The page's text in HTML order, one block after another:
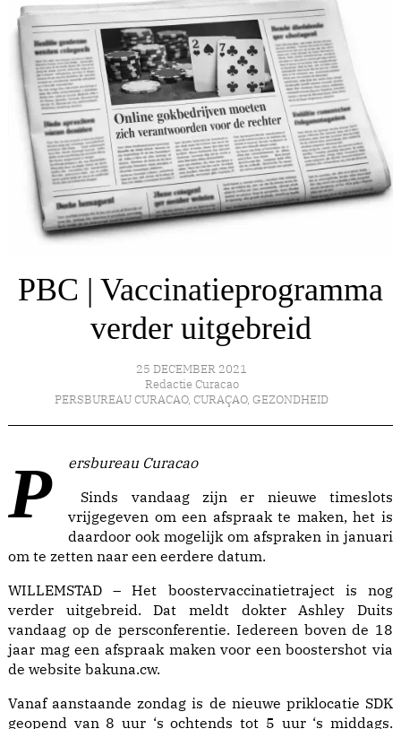
PBC | Vaccinatieprogramma
verder uitgebreid
25 DECEMBER 2021
Redactie Curacao
PERSBUREAU CURACAO, CURAÇAO, GEZONDHEID
Persbureau Curacao
Sinds vandaag zijn er nieuwe timeslots
vrijgegeven om een afspraak te maken, het is
daardoor ook mogelijk om afspraken in januari
om te zetten naar een eerdere datum.
WILLEMSTAD – Het boostervaccinatietraject is nog
verder uitgebreid. Dat meldt dokter Ashley Duits
vandaag op de persconferentie. Iedereen boven de 18
jaar mag een afspraak maken voor een boostershot via
de website bakuna.cw.
Vanaf aanstaande zondag is de nieuwe priklocatie SDK
geopend van 8 uur ‘s ochtends tot 5 uur ‘s middags.